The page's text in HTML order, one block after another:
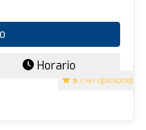
5 (147 opiniones)
Horario